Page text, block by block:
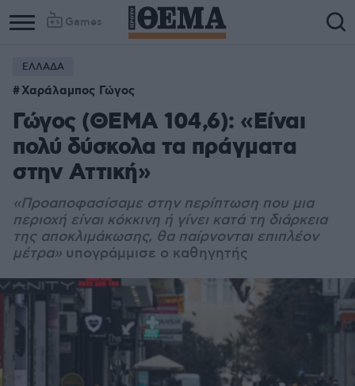
Games
ΕΛΛΑΔΑ
Χαράλαμπος Γώγος
Γώγος (ΘΕΜΑ 104,6): «Είναι
πολύ δύσκολα τα πράγματα
στην Αττική»
«Προαποφασίσαμε στην περίπτωση που μια
περιοχή είναι κόκκινη ή γίνει κατά τη διάρκεια
της αποκλιμάκωσης, θα παίρνονται επιπλέον
μέτρα» υπογράμμισε ο καθηγητής